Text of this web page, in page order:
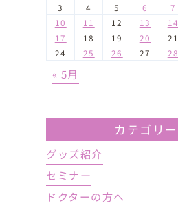
3
4 5 6 7
10
11 12 13 14
17
18 19 20 21
24
25 26 27 28
« 5月
カテゴリー
グッズ紹介
セミナー
ドクターの方へ